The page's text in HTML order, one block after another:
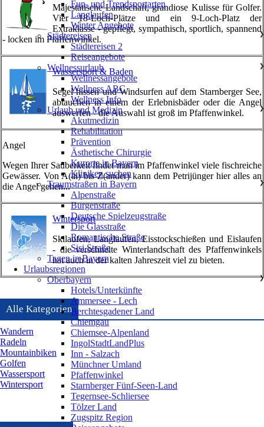
Majestätische Landschaft, grandiose Kulisse für Golfer.
Vier 18-Loch-Plätze und ein 9-Loch-Platz der
Extraklasse - gepflegt, sympathisch, sportlich, spannend
- locken im Pfaffenwinkel.
Wassersport & Baden
Segel hissen und Windsurfen auf dem Starnberger See,
abtauchen in einem der Erlebnisbäder oder die Angel
auswerfen - die Auswahl ist groß im Pfaffenwinkel.
Angel
Wegen Ihrer Sauberkeit findet man im Pfaffenwinkel viele fischreiche
Gewässer. Von A(al) bis Z(ander) kann dem Petrijünger hier alles an
die Angel gehen...
Wintersport
Skilaufen, Langlaufen, Eisstockschießen und Eislaufen
- die verschneite Winterlandschaft des Pfaffenwinkels
hat auch in der kalten Jahreszeit viel zu bieten.
Alle Kategorien
Wandern
Radeln
Mountainbiken
Golfen
Wassersport
Wintersport
Fun- und Trendsportarten
Langlaufen
Winter Angebote
Städtereisen
❯
Städtereisen 2
Reiseangebote
Wellnessurlaub
❯
Wellnessangebote
Wellness ABC
Wellness Info
Urlaub und Medizin
❯
Akutmedizin
Rehabilitation
Prävention
Ästhetische Chirurgie
Kurorte in Bayern
Kliniken suchen
Traumstraßen in Bayern
❯
Alpenstraße
Burgenstraße
Deutsche Spielzeugstraße
Die Glasstraße
Romantische Straße
Sisi Straße
Tagen in Bayern
Urlaubsregionen
Oberbayern
❯
Hotels/Unterkünfte
Ammersee - Lech
Berchtesgadener Land
Chiemgau
Chiemsee-Alpenland
IngolStadtLandPlus
Inn - Salzach
Münchner Umland
Pfaffenwinkel
Starnberger Fünf-Seen-Land
Tegernsee-Schliersee
Tölzer Land
Zugspitz Region